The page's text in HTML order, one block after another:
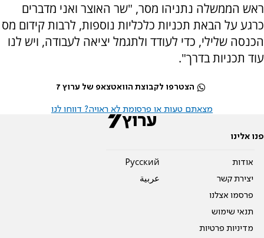
ראש הממשלה נתניהו מסר, "שר האוצר ואני מדברים
כרגע על הבאת תכניות כלכליות נוספות, לרבות קידום מס
הכנסה שלילי, כדי לעודד ולתגמל יציאה לעבודה, ויש לנו
עוד תכניות בדרך".
הצטרפו לקבוצת הוואטצאפ של ערוץ 7
מצאתם טעות או פרסומת לא ראויה? דווחו לנו
פנו אלינו
אודות
יצירת קשר
פרסמו אצלנו
תנאי שימוש
מדיניות פרטיות
Pусский
عربية